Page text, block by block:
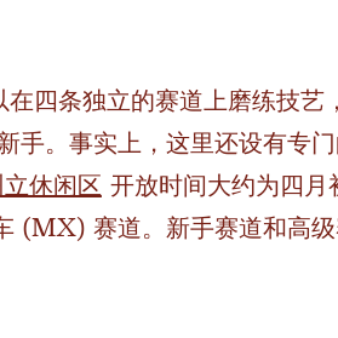
四条独立的赛道上磨练技艺
手。事实上，这里还设有专
休闲区 开放时间大约为四
(MX) 赛道。新手赛道和高